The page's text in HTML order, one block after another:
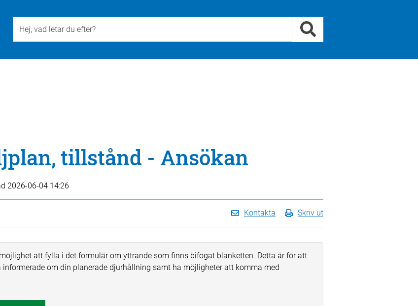
tillstånd - Ansökan
2026-06-04 14:26
Kontakta Skriv ut
att fylla i det formulär om yttrande som finns bifogat blanketten. Detta är för att
om din planerade djurhållning samt ha möjligheter att komma med